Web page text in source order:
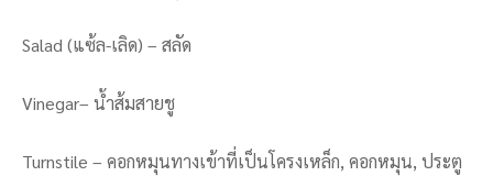
Salad (แซ้ล-เลิด) – สลัด
Vinegar– น้ำส้มสายชู
Turnstile – คอกหมุนทางเข้าที่เป็นโครงเหล็ก, คอกหมุน, ประตู